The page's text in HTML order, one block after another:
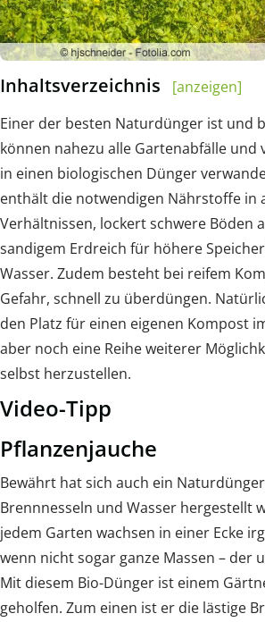
Inhaltsverzeichnis
[anzeigen]
Einer der besten Naturdünger ist und
können nahezu alle Gartenabfälle und
in einen biologischen Dünger
enthält die notwendigen Nährstoffe in
Verhältnissen, lockert schwere Böden
sandigem Erdreich für höhere
Wasser. Zudem besteht bei reifem
Gefahr, schnell zu überdüngen.
den Platz für einen eigenen Kompost
aber noch eine Reihe weiterer
selbst herzustellen.
Video-Tipp
Pflanzenjauche
Bewährt hat sich auch ein
Brennnesseln und Wasser hergestellt
jedem Garten wachsen in einer Ecke
wenn nicht sogar ganze Massen – der
Mit diesem Bio-Dünger ist einem
geholfen. Zum einen ist er die lästige